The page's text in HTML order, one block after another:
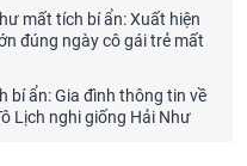
mất tích bí ẩn: Xuất hiện
đúng ngày cô gái trẻ mất
bí ẩn: Gia đình thông tin về
Lịch nghi giống Hải Như